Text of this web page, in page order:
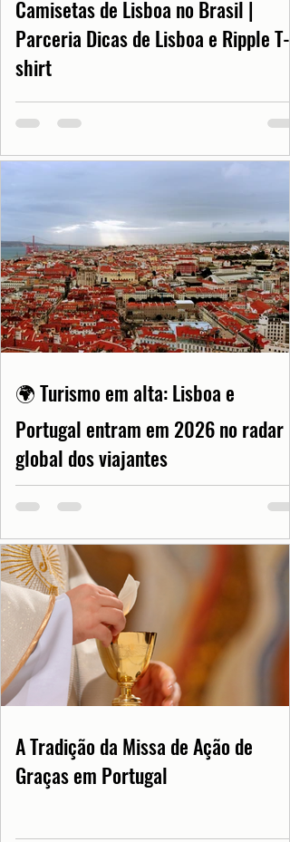
Camisetas de Lisboa no Brasil |
Parceria Dicas de Lisboa e Ripple T-
shirt
🌍 Turismo em alta: Lisboa e
Portugal entram em 2026 no radar
global dos viajantes
A Tradição da Missa de Ação de
Graças em Portugal